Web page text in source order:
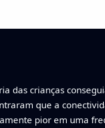
das crianças
que a
pior em uma